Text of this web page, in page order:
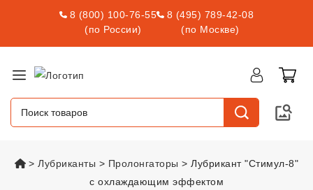
8 (800) 100-76-55
(по России)
8 (495) 789-42-08
(по Москве)
vsexshop.ru
Лубриканты Пролонгаторы
Лубрикант "Стимул-8"
с охлаждающим эффектом